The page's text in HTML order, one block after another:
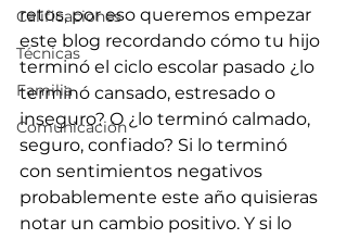
Calificaciones
Técnicas
Familia
Comunicación
retos, por eso queremos empezar
este blog recordando cómo tu hijo
terminó el ciclo escolar pasado ¿lo
terminó cansado, estresado o
inseguro? O ¿lo terminó calmado,
seguro, confiado? Si lo terminó
con sentimientos negativos
probablemente este año quisieras
notar un cambio positivo. Y si lo